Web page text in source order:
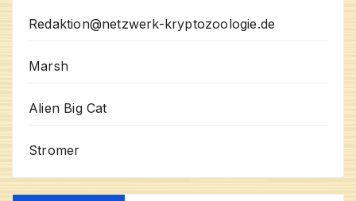
Redaktion@netzwerk-kryptozoologie.de
Marsh
Alien Big Cat
Stromer